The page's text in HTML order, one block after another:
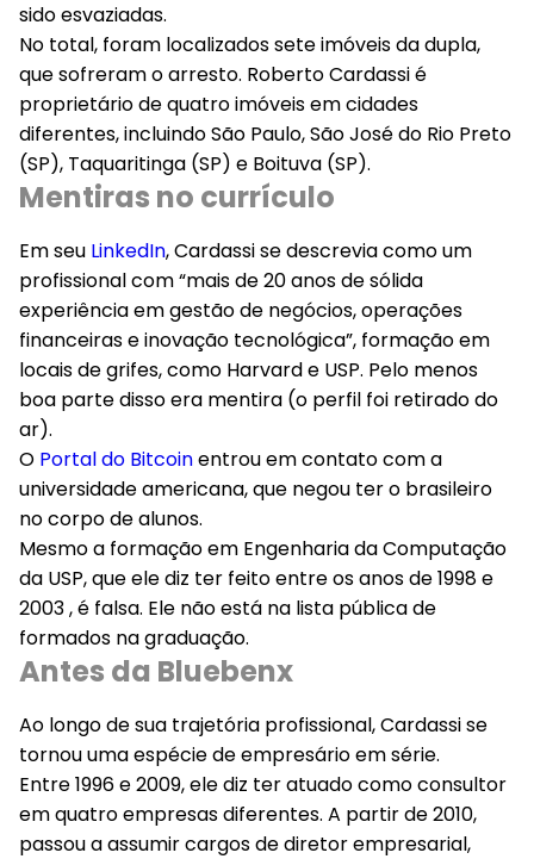
sido esvaziadas.
No total, foram localizados sete imóveis da dupla,
que sofreram o arresto. Roberto Cardassi é
proprietário de quatro imóveis em cidades
diferentes, incluindo São Paulo, São José do Rio Preto
(SP), Taquaritinga (SP) e Boituva (SP).
Mentiras no currículo
Em seu LinkedIn, Cardassi se descrevia como um
profissional com “mais de 20 anos de sólida
experiência em gestão de negócios, operações
financeiras e inovação tecnológica”, formação em
locais de grifes, como Harvard e USP. Pelo menos
boa parte disso era mentira (o perfil foi retirado do
ar).
O Portal do Bitcoinentrou em contato com a
universidade americana, que negou ter o brasileiro
no corpo de alunos.
Mesmo a formação em Engenharia da Computação
da USP, que ele diz ter feito entre os anos de 1998 e
2003 , é falsa. Ele não está na lista pública de
formados na graduação.
Antes da Bluebenx
Ao longo de sua trajetória profissional, Cardassi se
tornou uma espécie de empresário em série.
Entre 1996 e 2009, ele diz ter atuado como consultor
em quatro empresas diferentes. A partir de 2010,
passou a assumir cargos de diretor empresarial,